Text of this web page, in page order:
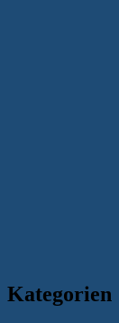
Kategorien